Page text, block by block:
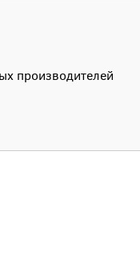
производителей